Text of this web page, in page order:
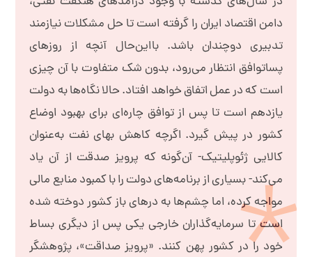
دامن اقتصاد ایران را گرفته است تا حل مشکلات نیازمند
تدبیری دوچندان باشد. بااین‌حال آنچه از روزهای
پساتوافق انتظار می‌رود، بدون شک متفاوت با آن چیزی
است که در عمل اتفاق خواهد افتاد. حالا نگاه‌ها به دولت
یازدهم است تا پس از توافق چاره‌ای برای بهبود اوضاع
کشور در پیش گیرد. اگرچه کاهش بهای نفت به‌عنوان
کالایی ژئوپلیتیک- آن‌گونه که پرویز صدقت از آن یاد
می‌کند- بسیاری از برنامه‌های دولت را با کمبود منابع مالی
مواجه کرده، اما چشم‌ها به درهای باز کشور دوخته شده
است تا سرمایه‌گذاران خارجی یکی پس از دیگری بساط
خود را در کشور پهن کنند. «پرویز صداقت»، پژوهشگر